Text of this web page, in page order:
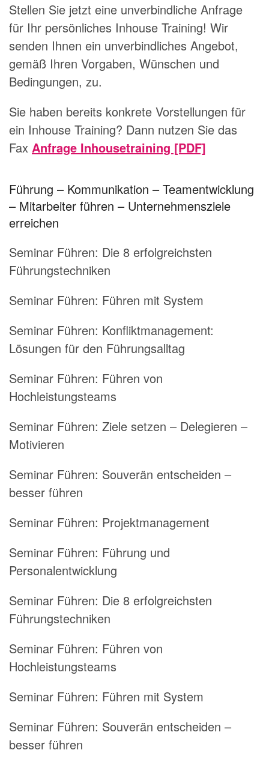
Stellen Sie jetzt eine unverbindliche Anfrage
für Ihr persönliches Inhouse Training! Wir
senden Ihnen ein unverbindliches Angebot,
gemäß Ihren Vorgaben, Wünschen und
Bedingungen, zu.
Sie haben bereits konkrete Vorstellungen für
ein Inhouse Training? Dann nutzen Sie das
Fax Anfrage Inhousetraining [PDF]
Führung – Kommunikation – Teamentwicklung
– Mitarbeiter führen – Unternehmensziele
erreichen
Seminar Führen: Die 8 erfolgreichsten
Führungstechniken
Seminar Führen: Führen mit System
Seminar Führen: Konfliktmanagement:
Lösungen für den Führungsalltag
Seminar Führen: Führen von
Hochleistungsteams
Seminar Führen: Ziele setzen – Delegieren –
Motivieren
Seminar Führen: Souverän entscheiden –
besser führen
Seminar Führen: Projektmanagement
Seminar Führen: Führung und
Personalentwicklung
Seminar Führen: Die 8 erfolgreichsten
Führungstechniken
Seminar Führen: Führen von
Hochleistungsteams
Seminar Führen: Führen mit System
Seminar Führen: Souverän entscheiden –
besser führen